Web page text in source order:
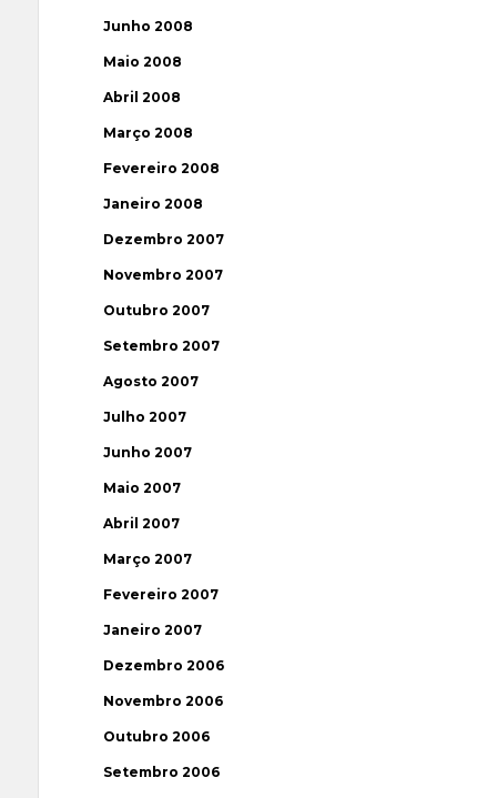
Junho 2008
Maio 2008
Abril 2008
Março 2008
Fevereiro 2008
Janeiro 2008
Dezembro 2007
Novembro 2007
Outubro 2007
Setembro 2007
Agosto 2007
Julho 2007
Junho 2007
Maio 2007
Abril 2007
Março 2007
Fevereiro 2007
Janeiro 2007
Dezembro 2006
Novembro 2006
Outubro 2006
Setembro 2006